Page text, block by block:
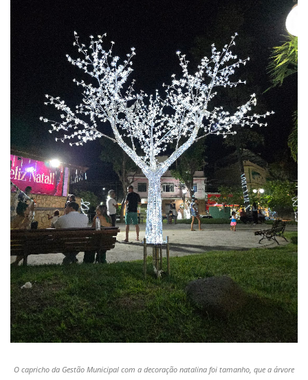
O capricho da Gestão Municipal com a decoração natalina foi tamanho, que a árvore